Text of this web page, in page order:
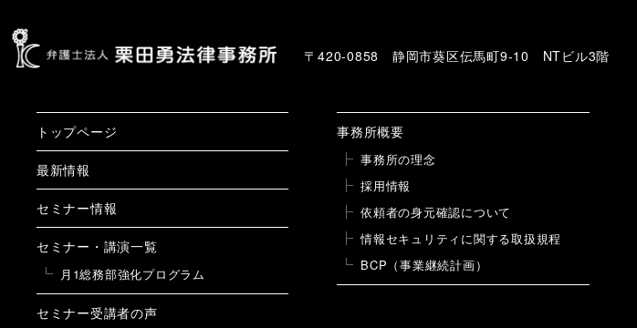
〒420-0858 静岡市葵区伝馬町9-10 NTビル3階
トップページ
最新情報
セミナー情報
セミナー・講演一覧
月1総務部強化プログラム
セミナー受講者の声
事務所概要
事務所の理念
採用情報
依頼者の身元確認について
情報セキュリティに関する取扱規程
BCP（事業継続計画）